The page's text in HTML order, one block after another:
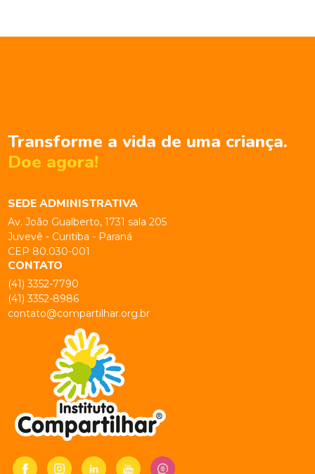
Transforme a vida de uma criança.
Doe agora!
SEDE ADMINISTRATIVA
Av. João Gualberto, 1731 sala 205
Juvevê - Curitiba - Paraná
CEP 80.030-001
CONTATO
(41) 3352-7790
(41) 3352-8986
contato@compartilhar.org.br